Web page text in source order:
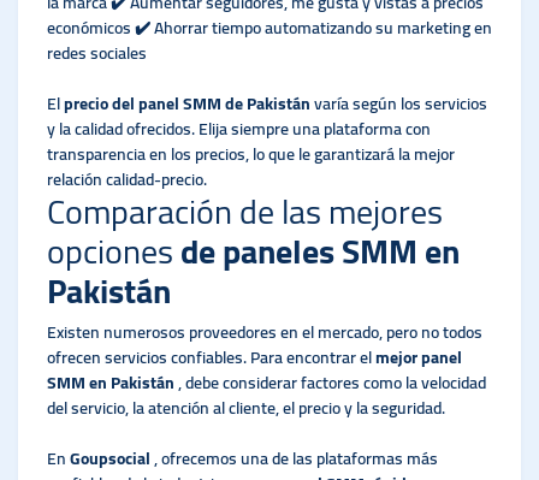
económicos ✔️ Ahorrar tiempo automatizando su marketing en
redes sociales
Elprecio del panel SMM de Pakistánvaría según los servicios
y la calidad ofrecidos. Elija siempre una plataforma con
transparencia en los precios, lo que le garantizará la mejor
relación calidad-precio.
Comparación de las mejores
opcionesde paneles SMM en
Pakistán
Existen numerosos proveedores en el mercado, pero no todos
ofrecen servicios confiables. Para encontrar elmejor panel
SMM en Pakistán, debe considerar factores como la velocidad
del servicio, la atención al cliente, el precio y la seguridad.
EnGoupsocial, ofrecemos una de las plataformas más